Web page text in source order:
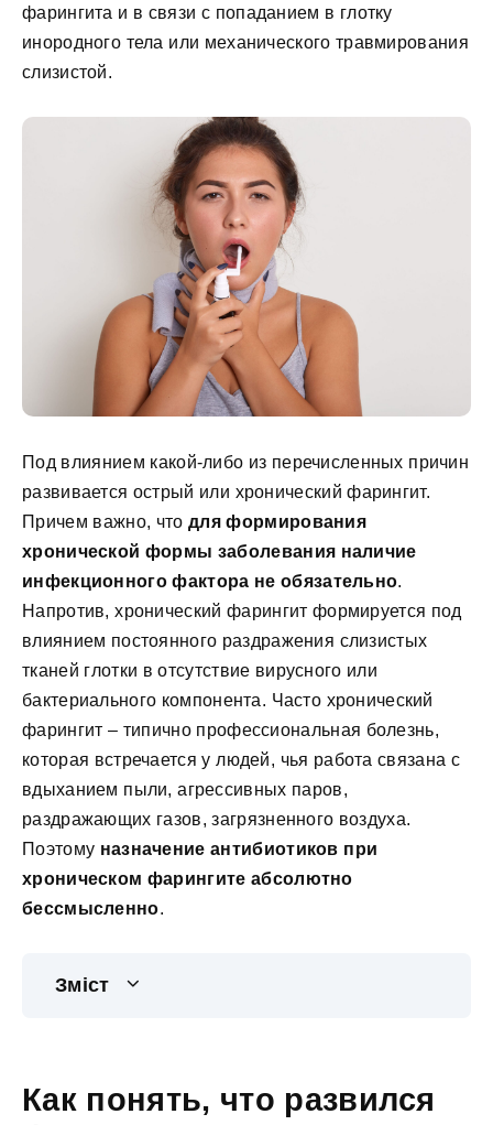
фарингита и в связи с попаданием в глотку
инородного тела или механического травмирования
слизистой.
Под влиянием какой-либо из перечисленных причин
развивается острый или хронический фарингит.
Причем важно, чтодля формирования
хронической формы заболевания наличие
инфекционного фактора не обязательно.
Напротив, хронический фарингит формируется под
влиянием постоянного раздражения слизистых
тканей глотки в отсутствие вирусного или
бактериального компонента. Часто хронический
фарингит – типично профессиональная болезнь,
которая встречается у людей, чья работа связана с
вдыханием пыли, агрессивных паров,
раздражающих газов, загрязненного воздуха.
Поэтому назначение антибиотиков при
хроническом фарингите абсолютно
бессмысленно.
Зміст
Как понять, что развился